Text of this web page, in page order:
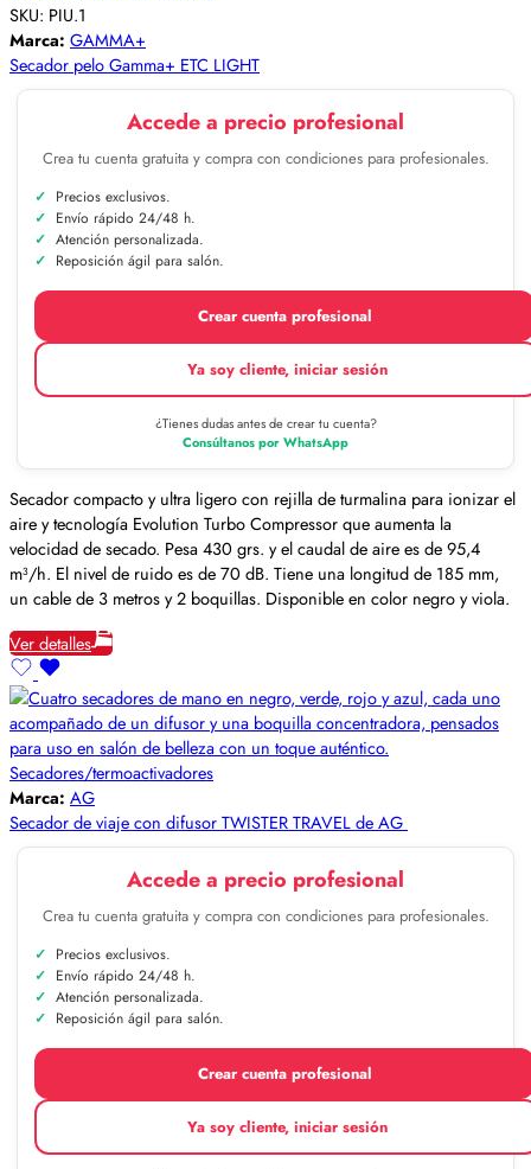
SKU: PIU.1
Marca: GAMMA+
Secador pelo Gamma+ ETC LIGHT
Accede a precio profesional
Crea tu cuenta gratuita y compra con condiciones para profesionales.
Precios exclusivos.
Envío rápido 24/48 h.
Atención personalizada.
Reposición ágil para salón.
Crear cuenta profesional
Ya soy cliente, iniciar sesión
¿Tienes dudas antes de crear tu cuenta?
Consúltanos por WhatsApp
Secador compacto y ultra ligero con rejilla de turmalina para ionizar el
aire y tecnología Evolution Turbo Compressor que aumenta la
velocidad de secado. Pesa 430 grs. y el caudal de aire es de 95,4
m³/h. El nivel de ruido es de 70 dB. Tiene una longitud de 185 mm,
un cable de 3 metros y 2 boquillas. Disponible en color negro y viola.
Ver detalles
Secadores/termoactivadores
Marca: AG
Secador de viaje con difusor TWISTER TRAVEL de AG
Accede a precio profesional
Crea tu cuenta gratuita y compra con condiciones para profesionales.
Precios exclusivos.
Envío rápido 24/48 h.
Atención personalizada.
Reposición ágil para salón.
Crear cuenta profesional
Ya soy cliente, iniciar sesión